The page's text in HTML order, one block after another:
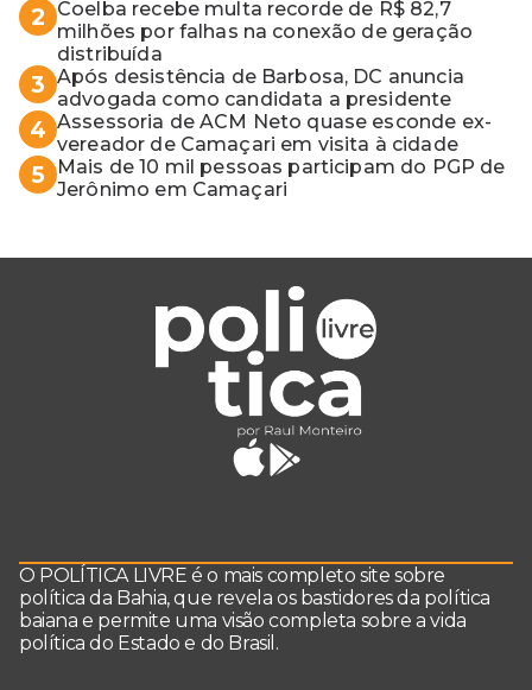
2
Coelba recebe multa recorde de R$ 82,7
milhões por falhas na conexão de geração
distribuída
3 Após desistência de Barbosa, DC anuncia
advogada como candidata a presidente
4 Assessoria de ACM Neto quase esconde ex-
vereador de Camaçari em visita à cidade
5
Mais de 10 mil pessoas participam do PGP de
Jerônimo em Camaçari
O POLÍTICA LIVRE é o mais completo site sobre
política da Bahia, que revela os bastidores da política
baiana e permite uma visão completa sobre a vida
política do Estado e do Brasil.